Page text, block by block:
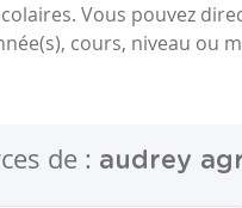
Vous pouvez
cours, niveau ou
de : audrey